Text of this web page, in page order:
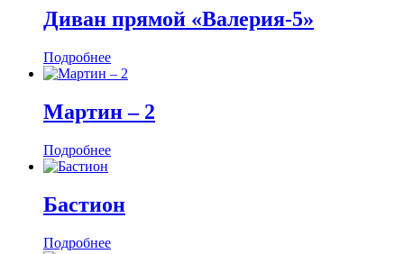
Диван прямой «Валерия-5»
Подробнее
Мартин ‒ 2
Подробнее
Бастион
Подробнее